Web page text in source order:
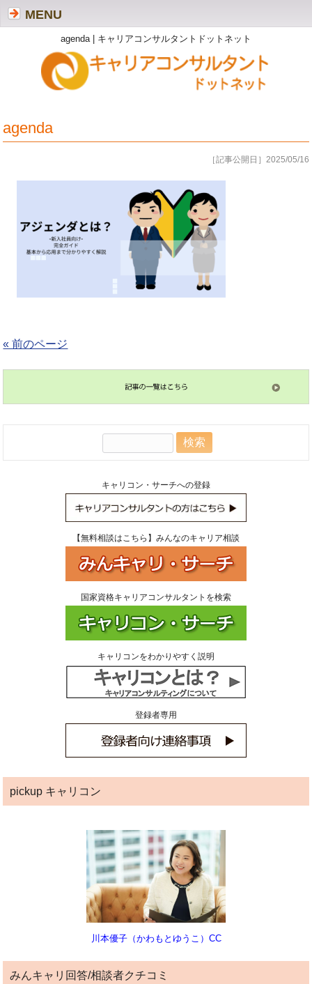
agenda | キャリアコンサルタントドットネット
MENU
agenda
［記事公開日］2025/05/16
« 前のページ
キャリコン・サーチへの登録
【無料相談はこちら】みんなのキャリア相談
国家資格キャリアコンサルタントを検索
キャリコンをわかりやすく説明
登録者専用
pickup キャリコン
川本優子（かわもとゆうこ）CC
みんキャリ回答/相談者クチコミ